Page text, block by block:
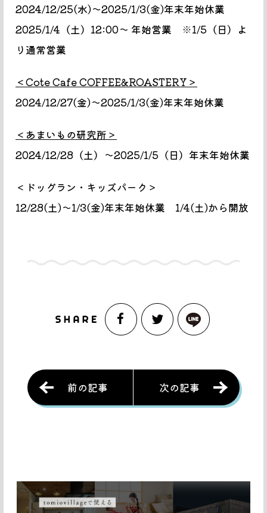
2024/12/25(水)〜2025/1/3(金)年末年始休業
2025/1/4（土）12:00〜 年始営業 ※1/5（日）よ
り通常営業
＜Cote Cafe COFFEE&ROASTERY＞
2024/12/27(金)〜2025/1/3(金)年末年始休業
＜あまいもの研究所＞
2024/12/28（土）～2025/1/5（日）年末年始休業
＜ドッグラン・キッズパーク＞
12/28(土)〜1/3(金)年末年始休業 1/4(土)から開放
前の記事 次の記事